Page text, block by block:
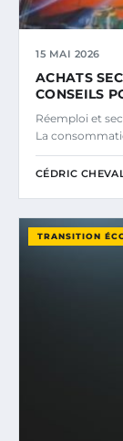
15 MAI 2026
ACHATS
CONSEILS
Réemploi et
La
CÉDRIC
TRANSITION